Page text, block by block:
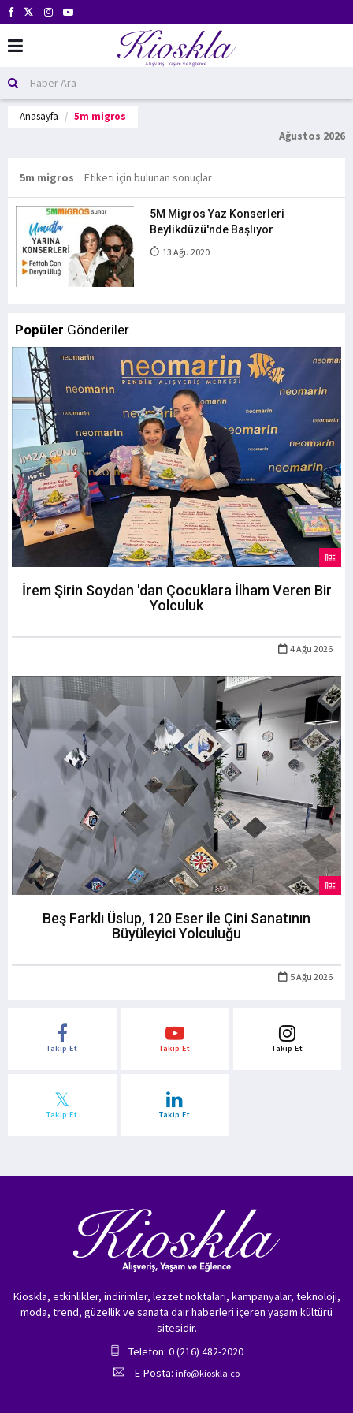
Anasayfa 5m migros
Ağustos 2026
5m migros Etiketi için bulunan sonuçlar
5M Migros Yaz Konserleri
Beylikdüzü'nde Başlıyor
13 Ağu 2020
Popüler Gönderiler
İrem Şirin Soydan 'dan Çocuklara İlham Veren Bir
Yolculuk
4 Ağu 2026
Beş Farklı Üslup, 120 Eser ile Çini Sanatının
Büyüleyici Yolculuğu
5 Ağu 2026
Takip Et Takip Et Takip Et
Takip Et Takip Et
Kioskla, etkinlikler, indirimler, lezzet noktaları, kampanyalar, teknoloji,
moda, trend, güzellik ve sanata dair haberleri içeren yaşam kültürü
sitesidir.
Telefon: 0 (216) 482-2020
E-Posta: info@kioskla.co